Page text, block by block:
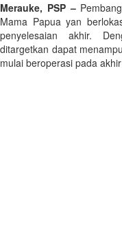
Merauke, PSP –
Mama Papua yan
penyelesaian akhir.
ditargetkan dapat
mulai beroperasi pada